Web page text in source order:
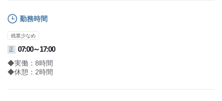
勤務時間
残業少なめ
正 07:00～17:00
◆実働：8時間
◆休憩：2時間